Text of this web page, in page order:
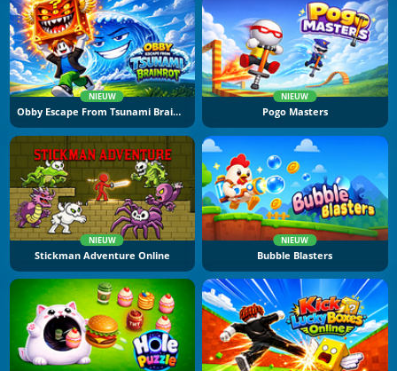
NIEUW
Obby Escape From Tsunami Brainrot
NIEUW
Pogo Masters
NIEUW
Stickman Adventure Online
NIEUW
Bubble Blasters